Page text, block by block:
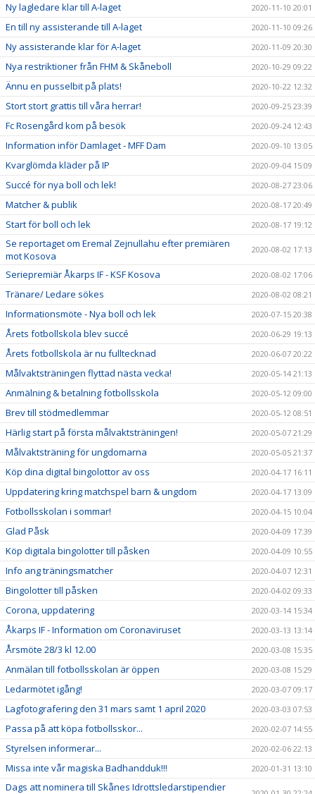
Ny lagledare klar till A-laget 2020-11-10 20:01
En till ny assisterande till A-laget 2020-11-10 09:26
Ny assisterande klar för A-laget 2020-11-09 20:30
Nya restriktioner från FHM & Skåneboll 2020-10-29 09:22
Ännu en pusselbit på plats! 2020-10-22 12:32
Stort stort grattis till våra herrar! 2020-09-25 23:39
Fc Rosengård kom på besök 2020-09-24 12:43
Information inför Damlaget - MFF Dam 2020-09-10 13:05
Kvarglömda kläder på IP 2020-09-04 15:09
Succé för nya boll och lek! 2020-08-27 23:06
Matcher & publik 2020-08-17 20:49
Start för boll och lek 2020-08-17 19:12
Se reportaget om Eremal Zejnullahu efter premiären
mot Kosova
2020-08-02 17:13
Seriepremiär Åkarps IF - KSF Kosova 2020-08-02 17:06
Tränare/ Ledare sökes 2020-08-02 08:21
Informationsmöte - Nya boll och lek 2020-07-15 20:38
Årets fotbollskola blev succé 2020-06-29 19:13
Årets fotbollskola är nu fulltecknad 2020-06-07 20:22
Målvaktsträningen flyttad nästa vecka! 2020-05-14 21:13
Anmälning & betalning fotbollsskola 2020-05-12 09:00
Brev till stödmedlemmar 2020-05-12 08:51
Härlig start på första målvaktsträningen! 2020-05-07 21:29
Målvaktsträning för ungdomarna 2020-05-05 21:37
Köp dina digital bingolottor av oss 2020-04-17 16:11
Uppdatering kring matchspel barn & ungdom 2020-04-17 13:09
Fotbollsskolan i sommar! 2020-04-15 10:04
Glad Påsk 2020-04-09 17:39
Köp digitala bingolotter till påsken 2020-04-09 10:55
Info ang träningsmatcher 2020-04-07 12:31
Bingolotter till påsken 2020-04-02 09:33
Corona, uppdatering 2020-03-14 15:34
Åkarps IF - Information om Coronaviruset 2020-03-13 13:14
Årsmöte 28/3 kl 12.00 2020-03-08 15:35
Anmälan till fotbollsskolan är öppen 2020-03-08 15:29
Ledarmötet igång! 2020-03-07 09:17
Lagfotografering den 31 mars samt 1 april 2020 2020-03-03 07:53
Passa på att köpa fotbollsskor... 2020-02-07 14:55
Styrelsen informerar... 2020-02-06 22:13
Missa inte vår magiska Badhandduk!!! 2020-01-31 13:10
Dags att nominera till Skånes Idrottsledarstipendier